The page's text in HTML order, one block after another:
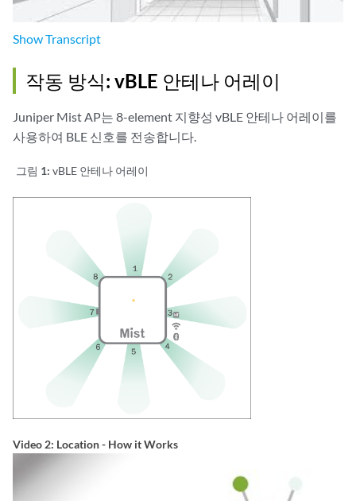
ShowTranscript
작동 방식: vBLE 안테나 어레이
Juniper Mist AP는 8-element 지향성 vBLE 안테나 어레이를
사용하여 BLE 신호를 전송합니다.
그림 1: vBLE 안테나 어레이
Video 2: Location - How it Works